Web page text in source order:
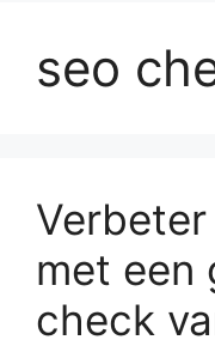
seo
met een
check